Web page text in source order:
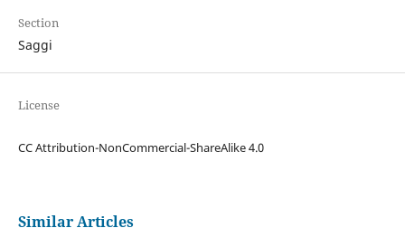
Section
Saggi
License
CC Attribution-NonCommercial-ShareAlike 4.0
Similar Articles